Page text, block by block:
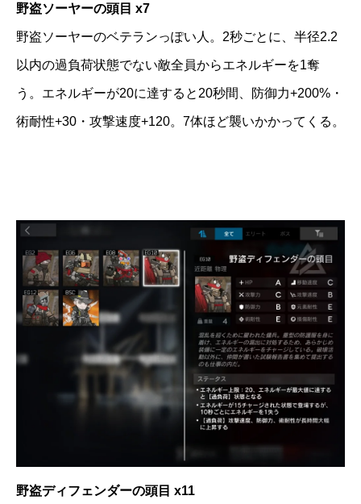
野盗ソーヤーの頭目 x7
野盗ソーヤーのベテランっぽい人。2秒ごとに、半径2.2
以内の過負荷状態でない敵全員からエネルギーを1奪
う。エネルギーが20に達すると20秒間、防御力+200%・
術耐性+30・攻撃速度+120。7体ほど襲いかかってくる。
野盗ディフェンダーの頭目 x11